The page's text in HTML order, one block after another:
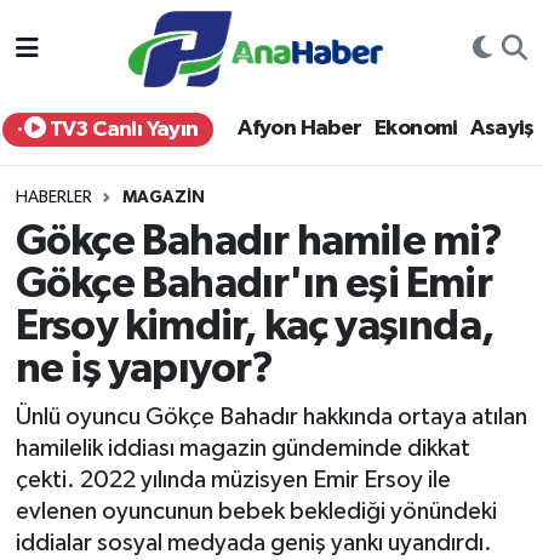
TV3 Canlı Yayın Afyon Haber Ekonomi Asayiş
HABERLER MAGAZIN
Gökçe Bahadır hamile mi?
Gökçe Bahadır'ın eşi Emir
Ersoy kimdir, kaç yaşında,
ne iş yapıyor?
Ünlü oyuncu Gökçe Bahadır hakkında ortaya atılan
hamilelik iddiası magazin gündeminde dikkat
çekti. 2022 yılında müzisyen Emir Ersoy ile
evlenen oyuncunun bebek beklediği yönündeki
iddialar sosyal medyada geniş yankı uyandırdı.
Yurt Haber
Afyon Haber
Siyaset
Spor
Sağlık
Teknoloji
Afyonkarahisar Nöbetçi Eczaneler
Afyonkarahisar Hava Durumu
Afyonkarahisar Trafik Yoğunluk Haritası
Süper Lig Puan Durumu ve Fikstür
Son Dakika Haberleri
Haber Arşivi